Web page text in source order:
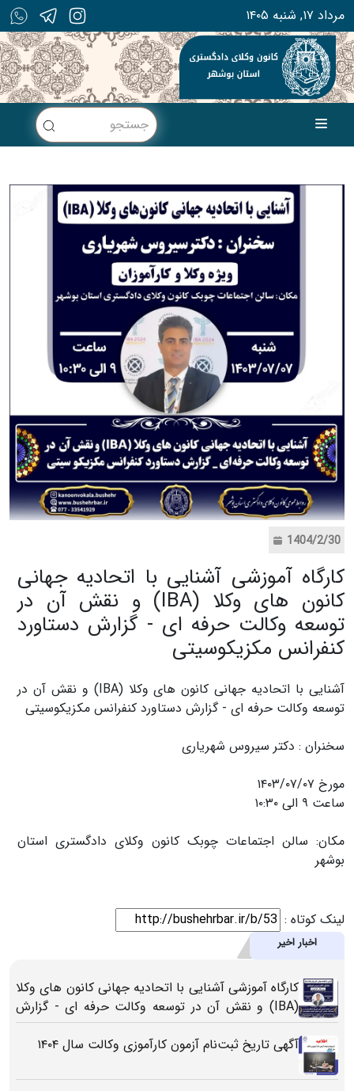
۱۴۰۵ مرداد ۱۷, شنبه
1404/2/30
کارگاه آموزشی آشنایی با اتحادیه جهانی
کانون های وکلا (IBA) و نقش آن در
توسعه وکالت حرفه ای - گزارش دستاورد
کنفرانس مکزیکوسیتی
آشنایی با اتحادیه جهانی کانون های وکلا (IBA) و نقش آن در
توسعه وکالت حرفه ای - گزارش دستاورد کنفرانس مکزیکوسیتی
سخنران : دکتر سیروس شهریاری
مورخ ۱۴۰۳/۰۷/۰۷
ساعت ۹ الی ۱۰:۳۰
مکان: سالن اجتماعات چوبک کانون وکلای دادگستری استان
بوشهر
لینک کوتاه :
اخبار اخیر
کارگاه آموزشی آشنایی با اتحادیه جهانی کانون های وکلا
(IBA) و نقش آن در توسعه وکالت حرفه ای - گزارش
دستاورد کنفرانس مکزیکوسیتی
آگهی تاریخ ثبت‌نام آزمون کارآموزی وکالت سال ۱۴۰۴